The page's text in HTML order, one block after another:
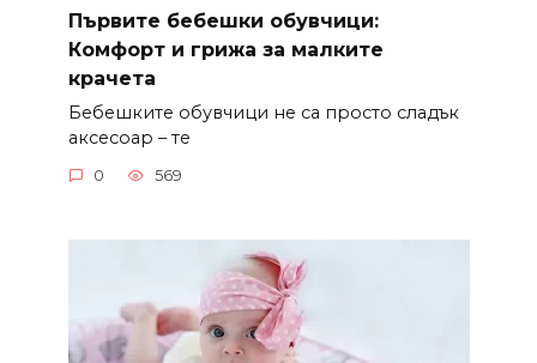
Първите бебешки обувчици:
Комфорт и грижа за малките
крачета
Бебешките обувчици не са просто сладък
аксесоар – те
0 569